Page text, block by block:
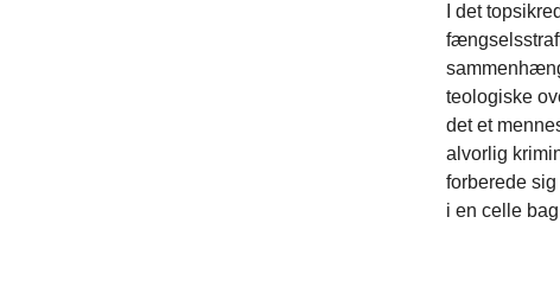
I det
teologiske
det et
alvorlig
forberede
i en celle